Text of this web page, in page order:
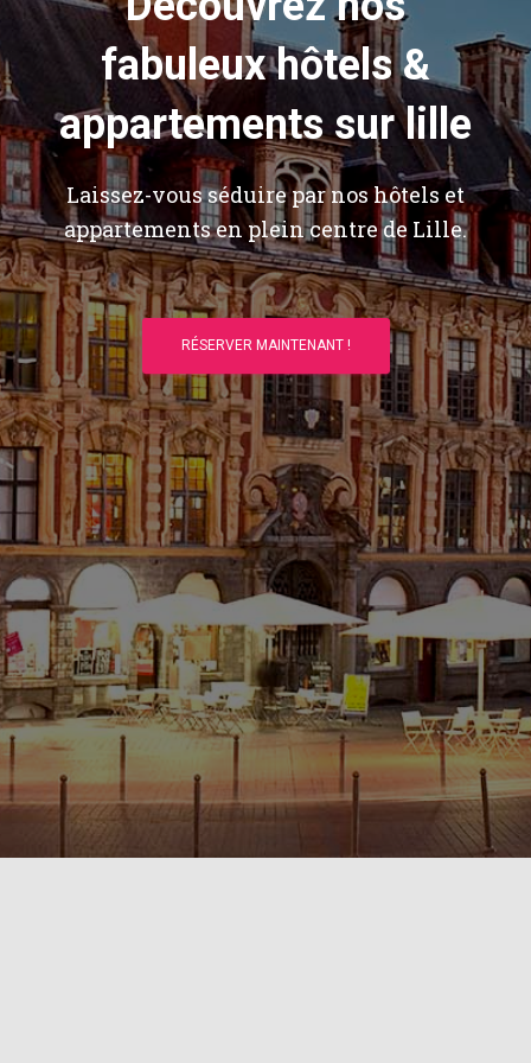
fabuleux hôtels &
appartements sur lille
Laissez-vous séduire par nos hôtels et
appartements en plein centre de Lille.
RÉSERVER MAINTENANT !